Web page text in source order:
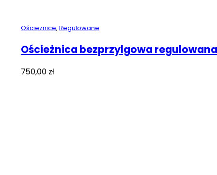
Ościeżnice, Regulowane
Ościeżnica bezprzylgowa regulowana
750,00 zł